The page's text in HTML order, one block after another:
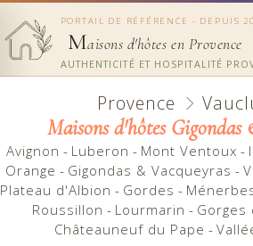
PORTAIL DE RÉFÉRENCE - DEPUIS
Maisons d'hôtes en Provence
AUTHENTICITÉ ET HOSPITALITÉ
Provence
Maisons d'hôtes Gigondas
Avignon - Luberon - Mont Ventoux -
Orange - Gigondas & Vacqueyras -
Plateau d'Albion - Gordes -
Roussillon - Lourmarin - Gorges
Châteauneuf du Pape -